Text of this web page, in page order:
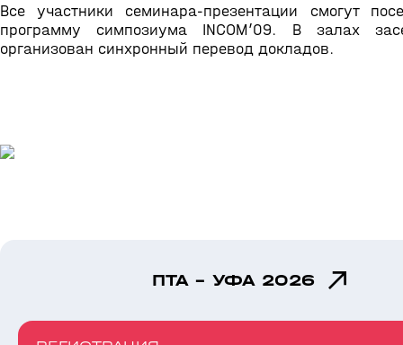
Все участники семинара-презентации смогут
программу симпозиума INCOM’09. В залах
организован синхронный перевод докладов.
ПТА - УФА 2026